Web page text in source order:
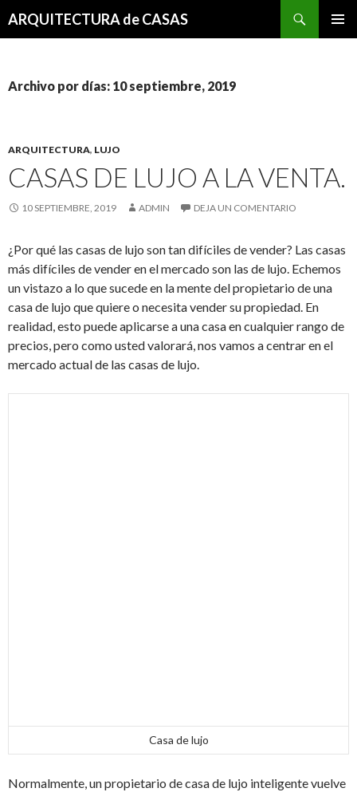
ARQUITECTURA de CASAS
Archivo por días: 10 septiembre, 2019
ARQUITECTURA, LUJO
CASAS DE LUJO A LA VENTA.
10 SEPTIEMBRE, 2019 ADMIN DEJA UN COMENTARIO
¿Por qué las casas de lujo son tan difíciles de vender? Las casas
más difíciles de vender en el mercado son las de lujo. Echemos
un vistazo a lo que sucede en la mente del propietario de una
casa de lujo que quiere o necesita vender su propiedad. En
realidad, esto puede aplicarse a una casa en cualquier rango de
precios, pero como usted valorará, nos vamos a centrar en el
mercado actual de las casas de lujo.
Casa de lujo
Normalmente, un propietario de casa de lujo inteligente vuelve